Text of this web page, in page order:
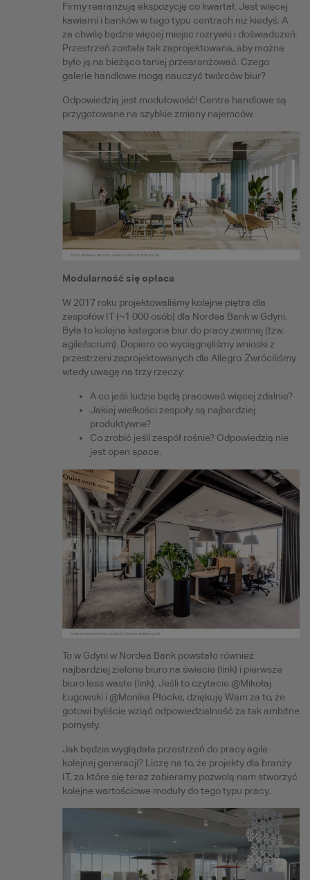
Firmy rearanżują ekspozycję co kwartał. Jest więcej
kawiarni i banków w tego typu centrach niż kiedyś. A
za chwilę będzie więcej miejsc rozrywki i doświadczeń.
Przestrzeń została tak zaprojektowana, aby można
było ją na bieżąco taniej przearanżować. Czego
galerie handlowe mogą nauczyć twórców biur?
Odpowiedzią jest modułowość! Centra handlowe są
przygotowane na szybkie zmiany najemców.
Modularność się opłaca
W 2017 roku projektowaliśmy kolejne piętra dla
zespołów IT (~1 000 osób) dla Nordea Bank w Gdyni.
Była to kolejna kategoria biur do pracy zwinnej (tzw.
agile/scrum). Dopiero co wyciągnęliśmy wnioski z
przestrzeni zaprojektowanych dla Allegro. Zwróciliśmy
wtedy uwagę na trzy rzeczy:
A co jeśli ludzie będą pracować więcej zdalnie?
Jakiej wielkości zespoły są najbardziej
produktywne?
Co zrobić jeśli zespół rośnie? Odpowiedzią nie
jest open space.
To w Gdyni w Nordea Bank powstało również
najbardziej zielone biuro na świecie (link) i pierwsze
biuro less waste (link). Jeśli to czytacie @Mikołaj
Ługowski i @Monika Płocke, dziękuję Wam za to, że
gotowi byliście wziąć odpowiedzialność za tak ambitne
pomysły.
Jak będzie wyglądała przestrzeń do pracy agile
kolejnej generacji? Liczę na to, że projekty dla branży
IT, za które się teraz zabieramy pozwolą nam stworzyć
kolejne wartościowe moduły do tego typu pracy.